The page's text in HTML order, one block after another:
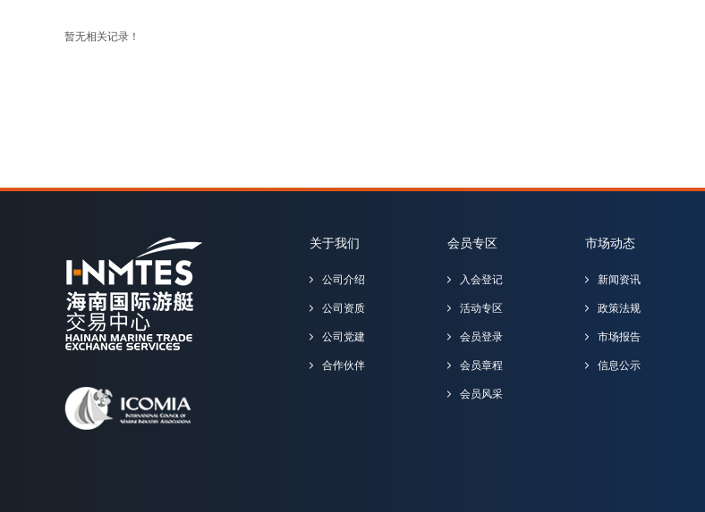
暂无相关记录！
关于我们
公司介绍
公司资质
公司党建
合作伙伴
会员专区
入会登记
活动专区
会员登录
会员章程
会员风采
市场动态
新闻资讯
政策法规
市场报告
信息公示